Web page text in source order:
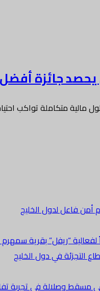
جائزة
حلول مالية متكاملة
أمن فاعل لدول الخليج
لفعالية “ريفل” بقرية
في مسقط وصلالة في